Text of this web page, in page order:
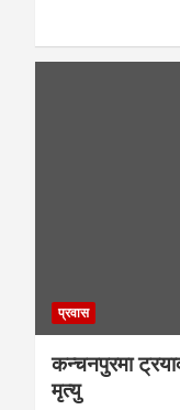
प्रवास
कन्चनपुरमा
मृत्यु